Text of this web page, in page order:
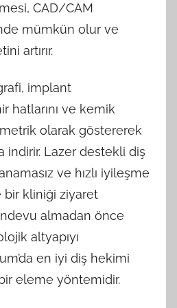
CAD/CAM
mümkün olur ve
artırır.
implant
hatlarını ve kemik
olarak göstererek
indirir. Lazer destekli diş
ve hızlı iyileşme
bir kliniği ziyaret
almadan önce
altyapıyı
en iyi diş hekimi
eleme yöntemidir.